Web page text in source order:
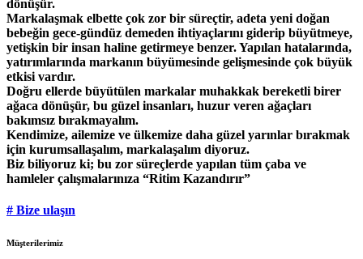
dönüşür.
Markalaşmak elbette çok zor bir süreçtir, adeta yeni doğan
bebeğin gece-gündüz demeden ihtiyaçlarını giderip büyütmeye,
yetişkin bir insan haline getirmeye benzer. Yapılan hatalarında,
yatırımlarında markanın büyümesinde gelişmesinde çok büyük
etkisi vardır.
Doğru ellerde büyütülen markalar muhakkak bereketli birer
ağaca dönüşür, bu güzel insanları, huzur veren ağaçları
bakımsız bırakmayalım.
Kendimize, ailemize ve ülkemize daha güzel yarınlar bırakmak
için kurumsallaşalım, markalaşalım diyoruz.
Biz biliyoruz ki; bu zor süreçlerde yapılan tüm çaba ve
hamleler çalışmalarınıza “Ritim Kazandırır”
# Bize ulaşın
Müşterilerimiz